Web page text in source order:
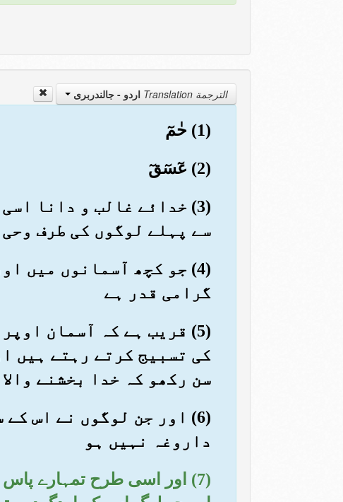
الترجمة Translation اردو - جالندربرى
(1) حٰمٓ
(2) عٓسٓقٓ
(3) خدائے غالب و دانا
سے پہلے لوگوں کی طرف
(4) جو کچھ آسمانوں میں
گرامی قدر ہے
(5) قریب ہے کہ آسمان
کی تسبیج کرتے رہتے ہیں
سن رکھو کہ خدا بخشنے
(6) اور جن لوگوں نے اس
داروغہ نہیں ہو
(7) اور اسی طرح تمہارے